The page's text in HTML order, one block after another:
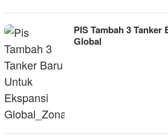
PIS Tambah 3
Global